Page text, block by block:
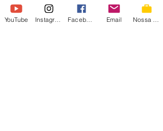
MAIS DE 300 Jogos Chaf
Games
YouTube Email